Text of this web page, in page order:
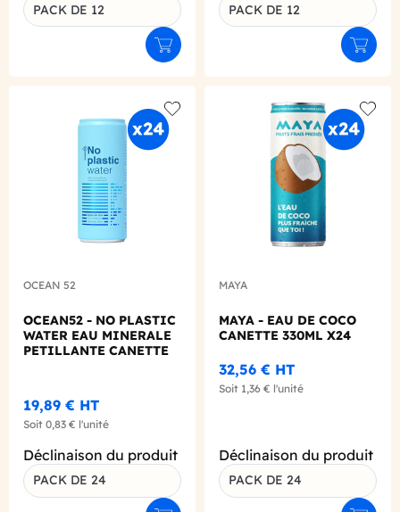
PACK DE 12
Ajouter au panier
PACK DE 12
Add to wishlist
OCEAN 52
OCEAN52 - NO PLASTIC
WATER EAU MINERALE
PETILLANTE CANETTE
19,89 € HT
Soit 0,83 € l'unité
Déclinaison du produit
PACK DE 24
Add
MAYA
MAYA - EAU DE COCO
CANETTE 330ML X24
32,56 € HT
Soit 1,36 € l'unité
Déclinaison du produit
PACK DE 24